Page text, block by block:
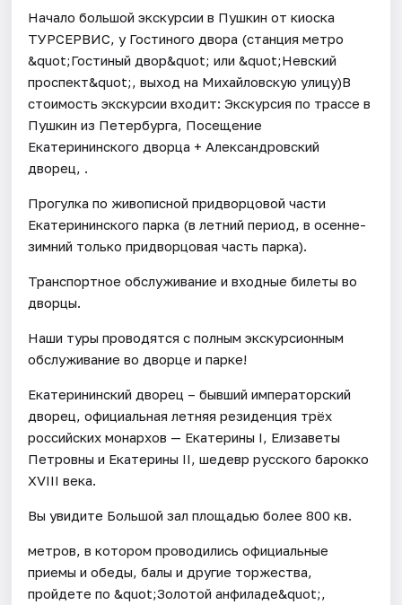
Начало большой экскурсии в Пушкин от киоска
ТУРСЕРВИС, у Гостиного двора (станция метро
&quot;Гостиный двор&quot; или &quot;Невский
проспект&quot;, выход на Михайловскую улицу)В
стоимость экскурсии входит: Экскурсия по трассе в
Пушкин из Петербурга, Посещение
Екатерининского дворца + Александровский
дворец, .
Прогулка по живописной придворцовой части
Екатерининского парка (в летний период, в осенне-
зимний только придворцовая часть парка).
Транспортное обслуживание и входные билеты во
дворцы.
Наши туры проводятся с полным экскурсионным
обслуживание во дворце и парке!
Екатерининский дворец – бывший императорский
дворец, официальная летняя резиденция трёх
российских монархов — Екатерины I, Елизаветы
Петровны и Екатерины II, шедевр русского барокко
XVIII века.
Вы увидите Большой зал площадью более 800 кв.
метров, в котором проводились официальные
приемы и обеды, балы и другие торжества,
пройдете по &quot;Золотой анфиладе&quot;,